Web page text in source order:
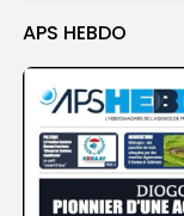
APS HEBDO